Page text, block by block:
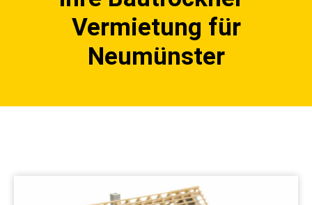
Vermietung für
Neumünster